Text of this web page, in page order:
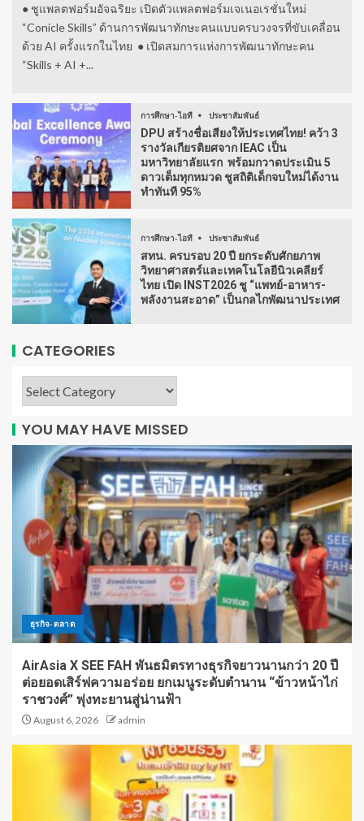
● ชูแพลตฟอร์มอัจฉริยะ เปิดตัวแพลตฟอร์มเจเนอเรชั่นใหม่
“Conicle Skills” ด้านการพัฒนาทักษะคนแบบครบวงจรที่ขับเคลื่อน
ด้วย AI ครั้งแรกในไทย ● เปิดสมการแห่งการพัฒนาทักษะคน
“Skills + AI +...
การศึกษา-ไอที ประชาสัมพันธ์
DPU สร้างชื่อเสียงให้ประเทศไทย! คว้า 3
รางวัลเกียรติยศจาก IEAC เป็น
มหาวิทยาลัยแรก พร้อมกวาดประเมิน 5
ดาวเต็มทุกหมวด ชูสถิติเด็กจบใหม่ได้งาน
ทำทันที 95%
การศึกษา-ไอที ประชาสัมพันธ์
สทน. ครบรอบ 20 ปี ยกระดับศักยภาพ
วิทยาศาสตร์และเทคโนโลยีนิวเคลียร์
ไทย เปิด INST2026 ชู “แพทย์-อาหาร-
พลังงานสะอาด” เป็นกลไกพัฒนาประเทศ
CATEGORIES
YOU MAY HAVE MISSED
ธุรกิจ-ตลาด
AirAsia X SEE FAH พันธมิตรทางธุรกิจยาวนานกว่า 20 ปี
ต่อยอดเสิร์ฟความอร่อย ยกเมนูระดับตำนาน “ข้าวหน้าไก่
ราชวงศ์” พุ่งทะยานสู่น่านฟ้า
August 6, 2026 admin